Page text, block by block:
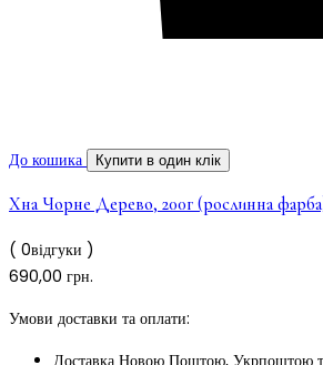
До кошика Купити в один клік
Хна Чорне Дерево, 200г (рослинна
( 0відгуки )
690,00 грн.
Умови доставки та оплати:
Доставка Новою Поштою, Укрпоштою